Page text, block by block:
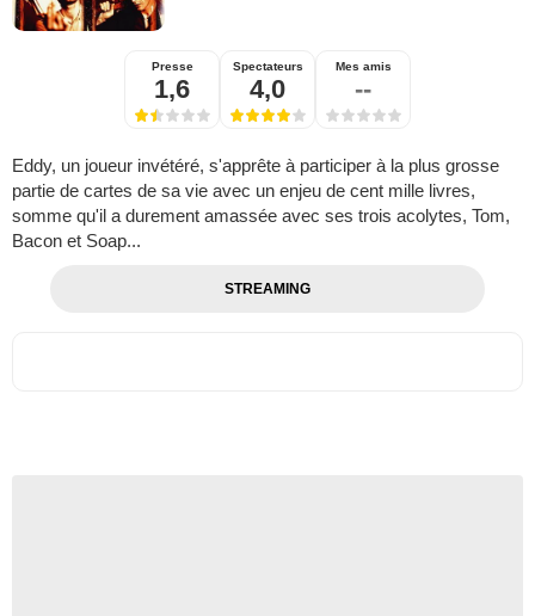
Presse
1,6
Spectateurs
4,0
Mes amis
--
Eddy, un joueur invétéré, s'apprête à participer à la plus grosse
partie de cartes de sa vie avec un enjeu de cent mille livres,
somme qu'il a durement amassée avec ses trois acolytes, Tom,
Bacon et Soap...
STREAMING